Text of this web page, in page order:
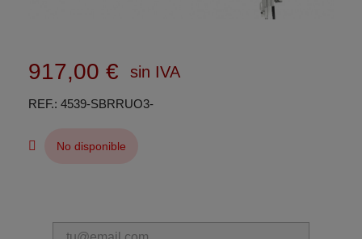
917,00 € sin IVA
REF. 4539-SBRRUO3-
No disponible